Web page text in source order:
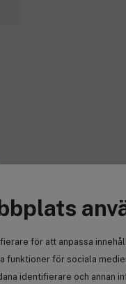
för att anpassa
funktioner för sociala
identifierare och annan